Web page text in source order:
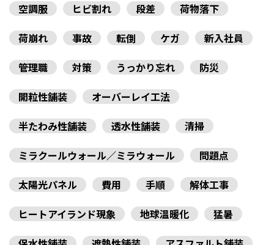
空調服
ヒビ割れ 段差
荷物落下
荷崩れ
事故 転倒 ケガ
新入社員
管理職
対策 うっかり忘れ
防災
開粒性舗装
オーバーレイ工法
半たわみ性舗装
透水性舗装
清掃
ミラクールウォール／ミラウォール
問題点
太陽光パネル
費用 手順
解体工事
ヒートアイランド現象
地球温暖化
猛暑